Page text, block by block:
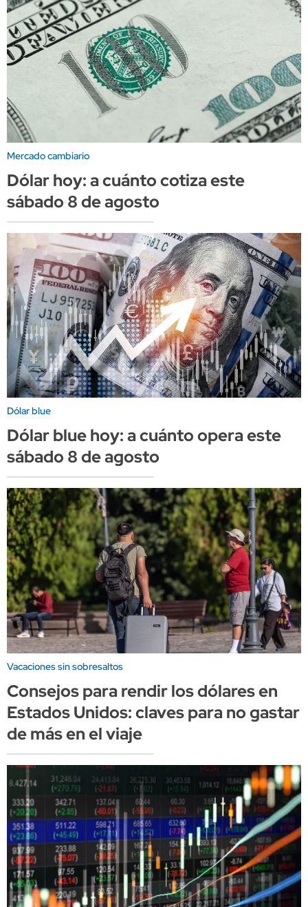
Mercado cambiario
Dólar hoy: a cuánto cotiza este
sábado 8 de agosto
Dólar blue
Dólar blue hoy: a cuánto opera este
sábado 8 de agosto
Vacaciones sin sobresaltos
Consejos para rendir los dólares en
Estados Unidos: claves para no gastar
de más en el viaje